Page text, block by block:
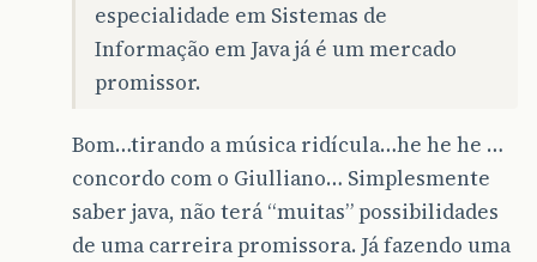
especialidade em Sistemas de
Informação em Java já é um mercado
promissor.
Bom…tirando a música ridícula…he he he …
concordo com o Giulliano… Simplesmente
saber java, não terá “muitas” possibilidades
de uma carreira promissora. Já fazendo uma